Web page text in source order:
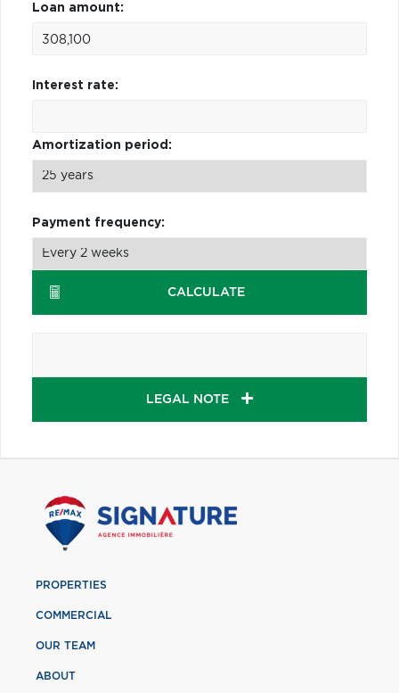
Loan amount:
Interest rate:
Amortization period:
Payment frequency:
CALCULATE
LEGAL NOTE
PROPERTIES
COMMERCIAL
OUR TEAM
ABOUT